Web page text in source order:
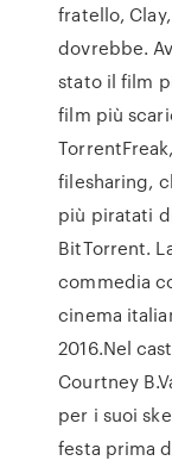
fratello,
dovrebbe.
stato il film
film più
filesharing,
più piratati
BitTorrent.
commedia
cinema
2016.Nel
Courtney
per i suoi
festa prima